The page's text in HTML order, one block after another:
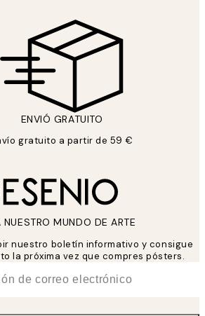
ENVIÓ GRATUITO
gratuito a partir de 59 €
NUESTRO MUNDO DE ARTE
nuestro boletín informativo y consigue
la próxima vez que compres pósters.